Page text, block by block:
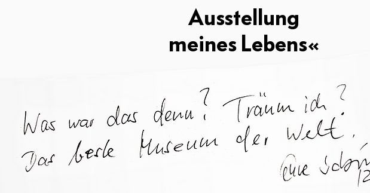
Ausstellung
meines Lebens«